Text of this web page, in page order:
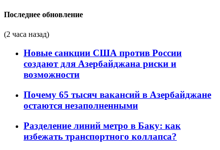
Последнее обновление
(2 часа назад)
Новые санкции США против России
создают для Азербайджана риски и
возможности
Почему 65 тысяч вакансий в Азербайджане
остаются незаполненными
Разделение линий метро в Баку: как
избежать транспортного коллапса?